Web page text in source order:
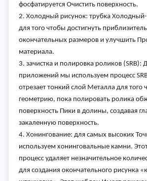
фосфатируется Очистить поверхность.
2. Холодный рисунок: трубка
для того чтобы достигнуть
окончательных размеров и улучшить
материала.
3. зачистка и полировка роликов (SRB):
приложений мы используем процесс
отрезает тонкий слой Металла для того
геометрию, пока полировать ролика
поверхность Пики в долины, создавая
закаленную поверхность.
4. Хонингование: для самых высоких
используем хонинговальные камни.
процесс удаляет незначительное
для создания окончательного рисунка